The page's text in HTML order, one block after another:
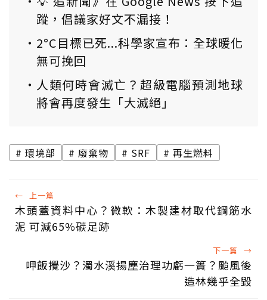
蹤，倡議家好文不漏接！
2°C目標已死...科學家宣布：全球暖化
無可挽回
人類何時會滅亡？超級電腦預測地球
將會再度發生「大滅絕」
環境部 廢棄物 SRF 再生燃料
← 上一篇
木頭蓋資料中心？微軟：木製建材取代鋼筋水
泥 可減65%碳足跡
下一篇 →
呷飯攪沙？濁水溪揚塵治理功虧一簣？颱風後
造林幾乎全毀